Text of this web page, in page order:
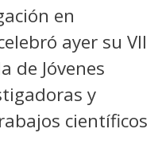
en
ayer su VII
de Jóvenes
y
científicos